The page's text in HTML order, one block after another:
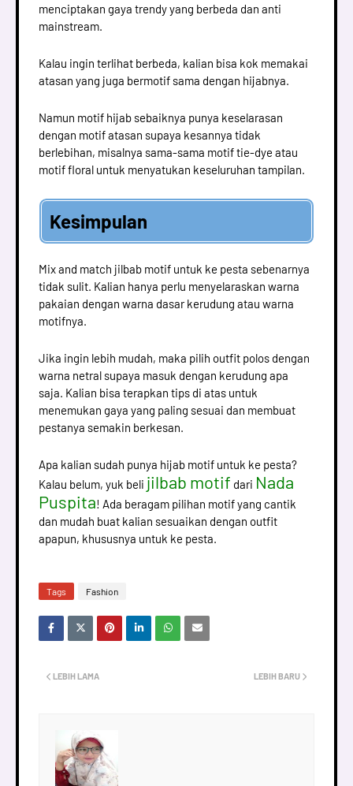
menciptakan gaya trendy yang berbeda dan anti
mainstream.
Kalau ingin terlihat berbeda, kalian bisa kok memakai
atasan yang juga bermotif sama dengan hijabnya.
Namun motif hijab sebaiknya punya keselarasan
dengan motif atasan supaya kesannya tidak
berlebihan, misalnya sama-sama motif tie-dye atau
motif floral untuk menyatukan keseluruhan tampilan.
Kesimpulan
Mix and match jilbab motif untuk ke pesta sebenarnya
tidak sulit. Kalian hanya perlu menyelaraskan warna
pakaian dengan warna dasar kerudung atau warna
motifnya.
Jika ingin lebih mudah, maka pilih outfit polos dengan
warna netral supaya masuk dengan kerudung apa
saja. Kalian bisa terapkan tips di atas untuk
menemukan gaya yang paling sesuai dan membuat
pestanya semakin berkesan.
Apa kalian sudah punya hijab motif untuk ke pesta?
Kalau belum, yuk beli jilbab motif dari Nada
Puspita! Ada beragam pilihan motif yang cantik
dan mudah buat kalian sesuaikan dengan outfit
apapun, khususnya untuk ke pesta.
Tags Fashion
LEBIH BARU
LEBIH LAMA